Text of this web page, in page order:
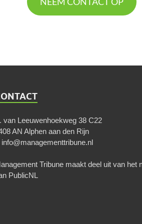
van Leeuwenhoekweg 38 C22
AN Alphen aan den Rijn
info@managementtribune.nl
Tribune maakt deel uit van het
PublicNL